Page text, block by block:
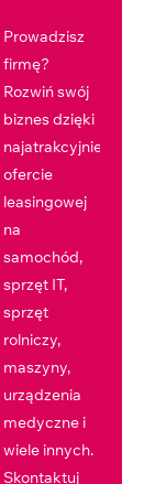
Prowadzisz
firmę?
Rozwiń swój
biznes dzięki
najatrakcyjniejszej
ofercie
leasingowej
na
samochód,
sprzęt IT,
sprzęt
rolniczy,
maszyny,
urządzenia
medyczne i
wiele innych.
Skontaktuj